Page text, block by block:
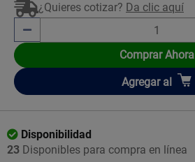
¿Quieres cotizar? Da clic aquí
Comprar Ahora
Añadir
Agregar al
Disponibilidad
23 Disponibles para compra en línea